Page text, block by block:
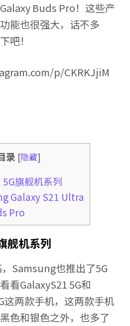
Buds Pro！这些产
能也很强大，话不多
吧！
p/CKRKJjiM
录 [隐藏]
旗舰机系列
Galaxy S21 Ultra
Pro
舰机系列
Samsung也推出了5G
看GalaxyS21 5G和
这两款手机，这两款手机
色和银色之外，也多了